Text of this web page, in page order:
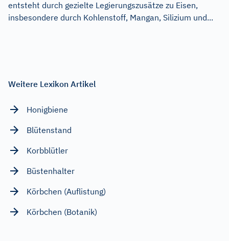
entsteht durch gezielte Legierungszusätze zu Eisen,
insbesondere durch Kohlenstoff, Mangan, Silizium und...
Weitere Lexikon Artikel
Honigbiene
Blütenstand
Korbblütler
Büstenhalter
Körbchen (Auflistung)
Körbchen (Botanik)